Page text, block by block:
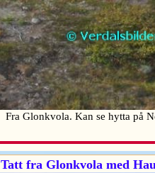
Fra Glonkvola. Kan se hytta på
Tatt fra Glonkvola med